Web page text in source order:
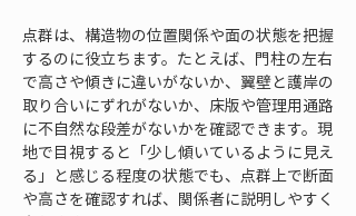
点群は、構造物の位置関係や面の状態を把握
するのに役立ちます。たとえば、門柱の左右
で高さや傾きに違いがないか、翼壁と護岸の
取り合いにずれがないか、床版や管理用通路
に不自然な段差がないかを確認できます。現
地で目視すると「少し傾いているように見え
る」と感じる程度の状態でも、点群上で断面
や高さを確認すれば、関係者に説明しやすく